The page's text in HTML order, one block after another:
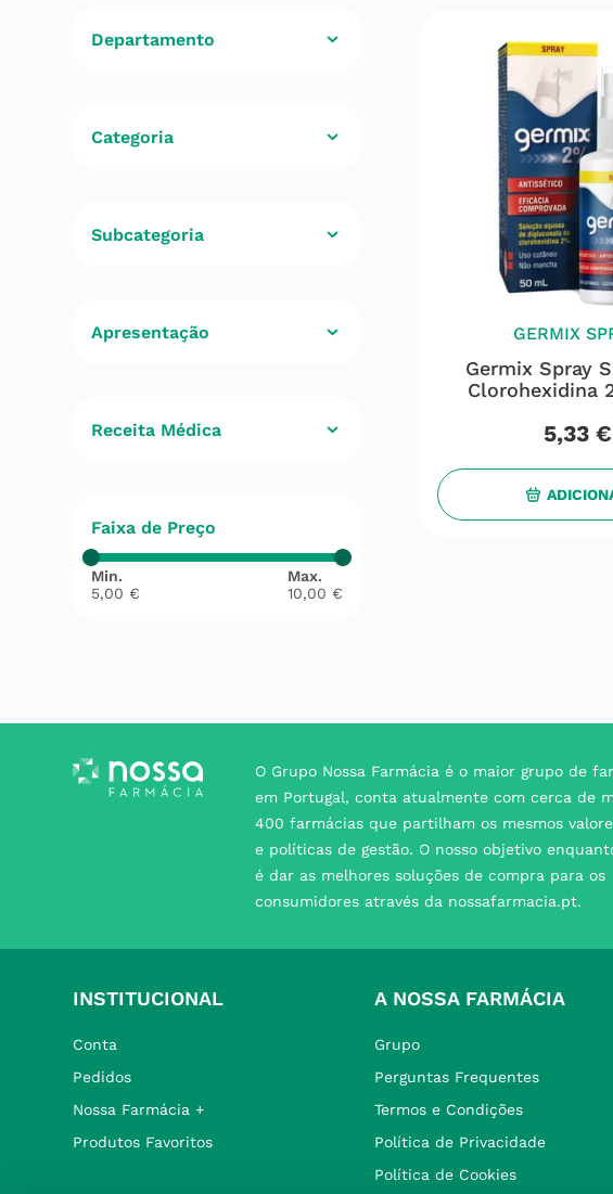
Departamento
Categoria
Subcategoria
Receita Médica
Faixa de Preço
5,00 € 10,00 €
GERMIX
Germix Spray
Clorohexidina
5,33 €
O Grupo Nossa Farmácia é o maior grupo de
em Portugal, conta atualmente com cerca de
400 farmácias que partilham os mesmos
e políticas de gestão. O nosso objetivo
é dar as melhores soluções de compra para os
consumidores através da nossafarmacia.pt.
INSTITUCIONAL
Conta
Pedidos
Nossa Farmácia +
Produtos Favoritos
A NOSSA FARMÁCIA
Grupo
Perguntas Frequentes
Termos e Condições
Política de Privacidade
Política de Cookies